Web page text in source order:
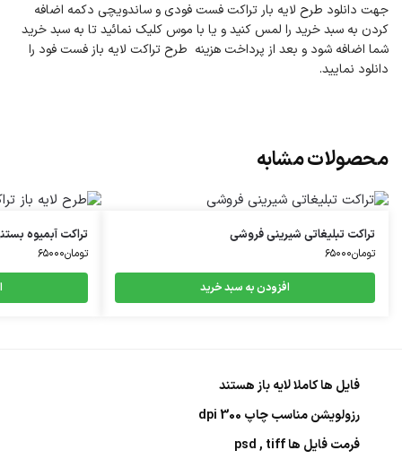
جهت دانلود طرح لایه بار تراکت فست فودی و ساندویچی دکمه اضافه
کردن به سبد خرید را لمس کنید و یا با موس کلیک نمائید تا به سبد خرید
شما اضافه شود و بعد از پرداخت هزینه طرح تراکت لایه باز فست فود را
دانلود نمایید.
محصولات مشابه
تراکت تبلیغاتی شیرینی فروشی
تومان۶۵۰۰۰
افزودن به سبد خرید
تراکت آبمیوه
تومان۶۵۰۰۰
فایل ها کاملا لایه باز هستند
رزولویشن مناسب چاپ 300 dpi
فرمت فایل ها psd , tiff